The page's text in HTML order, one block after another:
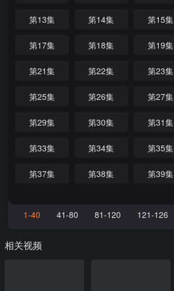
第13集 第14集 第15集
第17集 第18集 第19集
第21集 第22集 第23集
第25集 第26集 第27集
第29集 第30集 第31集
第33集 第34集 第35集
第37集 第38集 第39集
1-40 41-80 81-120 121-126
相关视频